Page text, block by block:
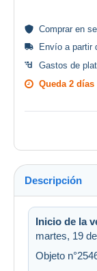
Comprar en
Envío a partir
Gastos de
Queda 2 días
Descripción
Inicio de la
martes, 19
Objeto